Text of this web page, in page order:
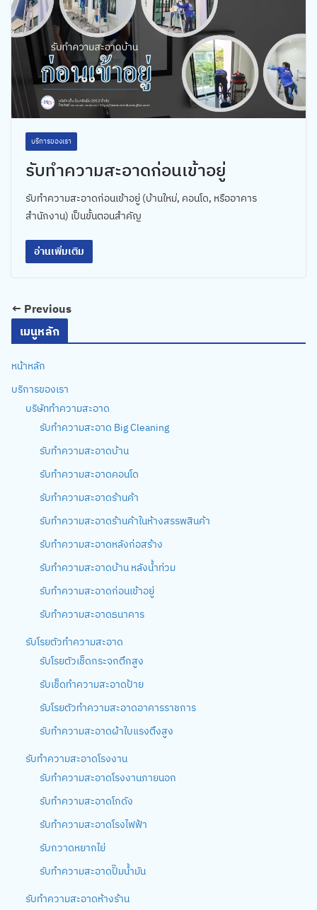
บริการของเรา
รับทำความสะอาดก่อนเข้าอยู่
รับทำความสะอาดก่อนเข้าอยู่ (บ้านใหม่, คอนโด, หรืออาคาร
สำนักงาน) เป็นขั้นตอนสำคัญ
อ่านเพิ่มเติม
← Previous
เมนูหลัก
หน้าหลัก
บริการของเรา
บริษัททำความสะอาด
รับทำความสะอาด Big Cleaning
รับทำความสะอาดบ้าน
รับทำความสะอาดคอนโด
รับทำความสะอาดร้านค้า
รับทำความสะอาดร้านค้าในห้างสรรพสินค้า
รับทำความสะอาดหลังก่อสร้าง
รับทำความสะอาดบ้าน หลังน้ำท่วม
รับทำความสะอาดก่อนเข้าอยู่
รับทำความสะอาดธนาคาร
รับโรยตัวทำความสะอาด
รับโรยตัวเช็ดกระจกตึกสูง
รับเช็ดทำความสะอาดป้าย
รับโรยตัวทำความสะอาดอาคารราชการ
รับทำความสะอาดผ้าใบแรงตึงสูง
รับทำความสะอาดโรงงาน
รับทำความสะอาดโรงงานภายนอก
รับทำความสะอาดโกดัง
รับทำความสะอาดโรงไฟฟ้า
รับกวาดหยากไย่
รับทำความสะอาดปั๊มน้ำมัน
รับทำความสะอาดห้างร้าน